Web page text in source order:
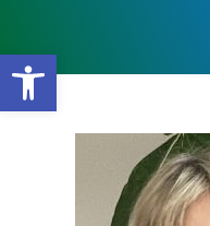
Open toolbar